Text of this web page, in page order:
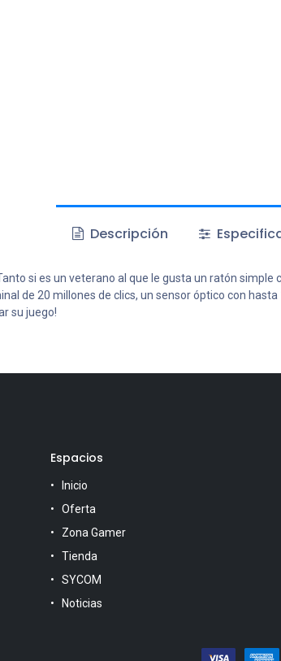
Descripción
si es un veterano al que le gusta un ratón
de 20 millones de clics, un sensor óptico con
su juego!
Espacios
Inicio
Oferta
Zona Gamer
Tienda
SYCOM
Noticias